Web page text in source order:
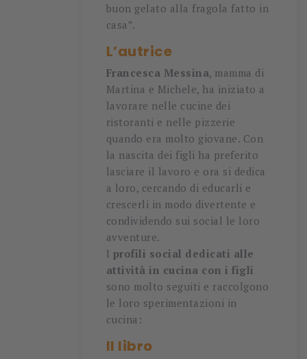
buon gelato alla fragola fatto in
casa”.
L’autrice
Francesca Messina, mamma di
Martina e Michele, ha iniziato a
lavorare nelle cucine dei
ristoranti e nelle pizzerie
quando era molto giovane. Con
la nascita dei figli ha preferito
lasciare il lavoro e ora si dedica
a loro, cercando di educarli e
crescerli in modo divertente e
condividendo sui social le loro
avventure.
I profili social dedicati alle
attività in cucina con i figli
sono molto seguiti e raccolgono
le loro sperimentazioni in
cucina:
Il libro